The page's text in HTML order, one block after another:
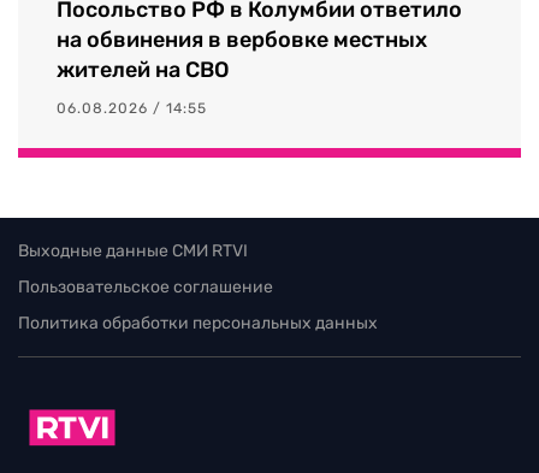
Посольство РФ в Колумбии ответило
на обвинения в вербовке местных
жителей на СВО
06.08.2026 / 14:55
Выходные данные СМИ RTVI
Пользовательское соглашение
Политика обработки персональных данных